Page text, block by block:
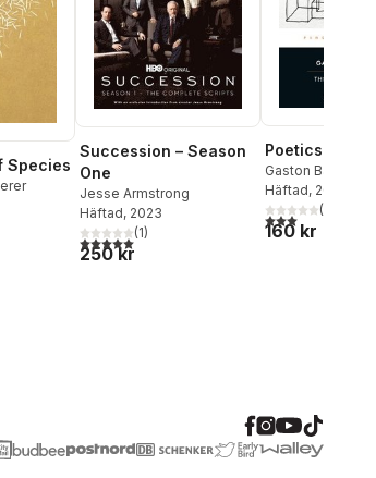
Species
Totalt antal röster:
Succession – Season
One
Jesse Armstrong
Häftad, 2023
5,0utav 5 stjärnor. Totalt antal röster:
(1)
250 kr
Poetics of
Gaston
Häftad, 2014
3,0utav 5(
160 kr